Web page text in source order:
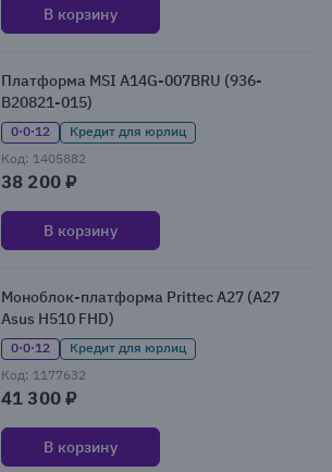
В корзину
Платформа MSI A14G-007BRU (936-
B20821-015)
0·0·12
Кредит для юрлиц
Код: 1405882
38 200 ₽
В корзину
Моноблок-платформа Prittec A27 (A27
Asus H510 FHD)
0·0·12
Кредит для юрлиц
Код: 1177632
41 300 ₽
В корзину